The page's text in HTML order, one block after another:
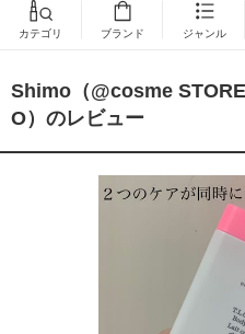
カテゴリ ブランド ジャンル
Shimo（@cosme
O）のレビュー